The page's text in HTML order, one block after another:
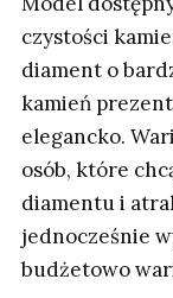
czystości
diament o
kamień
elegancko.
osób, które
diamentu i
jednocześnie
budżetowo